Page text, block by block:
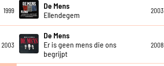
1999
De Mens
Ellendegem
2003
2003
De Mens
Er is geen mens die ons
begrijpt
2008